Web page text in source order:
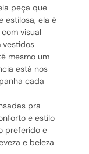
peça que
estilosa, ela é
visual
vestidos
mesmo um
está nos
cada
pra
e estilo
preferido e
e beleza